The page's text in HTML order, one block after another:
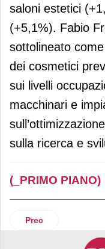
saloni estetici
(+5,1%). Fabio
sottolineato
dei cosmetici
sui livelli
macchinari e
sulla ricerca e
(_PRIMO PIANO)
Articolo
Prec